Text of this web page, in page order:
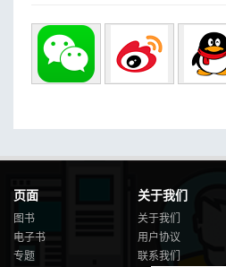
页面
图书
电子书
专题
关于我们
关于我们
用户协议
联系我们